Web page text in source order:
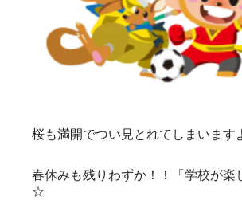
桜も満開でつい見とれてしまいます
春休みも残りわずか！！「学校が楽
☆